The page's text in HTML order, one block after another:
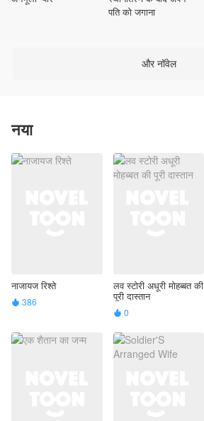
पति को जगाना
और नॉवेल
नया
नाजायज रिश्ते
 386
लव स्टोरी अधूरी मोहब्बत की
पूरी दास्तान
 0